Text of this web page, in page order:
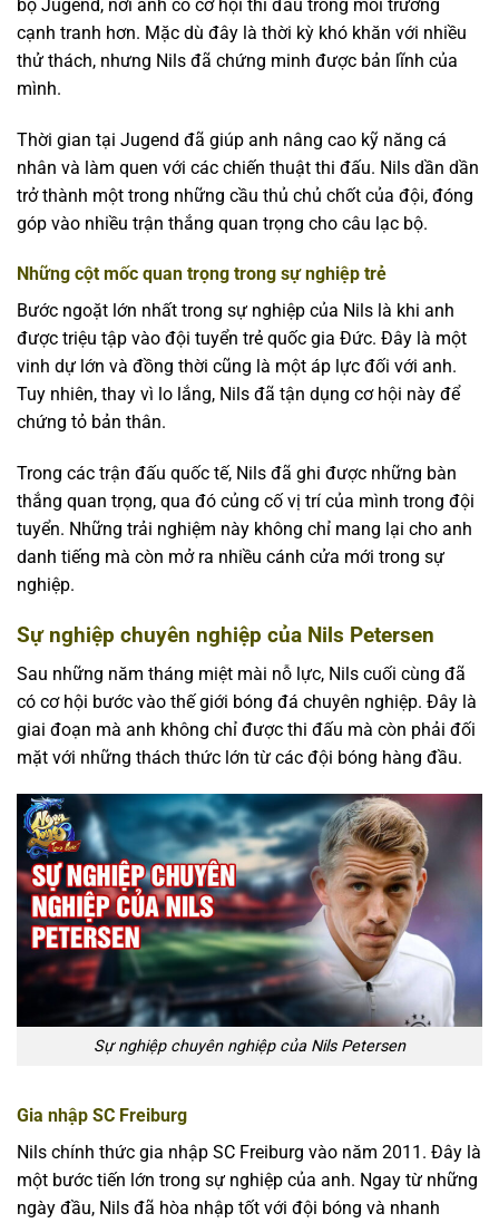
bộ Jugend, nơi anh có cơ hội thi đấu trong môi trường
cạnh tranh hơn. Mặc dù đây là thời kỳ khó khăn với nhiều
thử thách, nhưng Nils đã chứng minh được bản lĩnh của
mình.
Thời gian tại Jugend đã giúp anh nâng cao kỹ năng cá
nhân và làm quen với các chiến thuật thi đấu. Nils dần dần
trở thành một trong những cầu thủ chủ chốt của đội, đóng
góp vào nhiều trận thắng quan trọng cho câu lạc bộ.
Những cột mốc quan trọng trong sự nghiệp trẻ
Bước ngoặt lớn nhất trong sự nghiệp của Nils là khi anh
được triệu tập vào đội tuyển trẻ quốc gia Đức. Đây là một
vinh dự lớn và đồng thời cũng là một áp lực đối với anh.
Tuy nhiên, thay vì lo lắng, Nils đã tận dụng cơ hội này để
chứng tỏ bản thân.
Trong các trận đấu quốc tế, Nils đã ghi được những bàn
thắng quan trọng, qua đó củng cố vị trí của mình trong đội
tuyển. Những trải nghiệm này không chỉ mang lại cho anh
danh tiếng mà còn mở ra nhiều cánh cửa mới trong sự
nghiệp.
Sự nghiệp chuyên nghiệp của Nils Petersen
Sau những năm tháng miệt mài nỗ lực, Nils cuối cùng đã
có cơ hội bước vào thế giới bóng đá chuyên nghiệp. Đây là
giai đoạn mà anh không chỉ được thi đấu mà còn phải đối
mặt với những thách thức lớn từ các đội bóng hàng đầu.
Sự nghiệp chuyên nghiệp của Nils Petersen
Gia nhập SC Freiburg
Nils chính thức gia nhập SC Freiburg vào năm 2011. Đây là
một bước tiến lớn trong sự nghiệp của anh. Ngay từ những
ngày đầu, Nils đã hòa nhập tốt với đội bóng và nhanh